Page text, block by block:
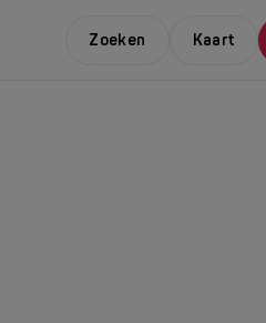
Zoeken Kaart